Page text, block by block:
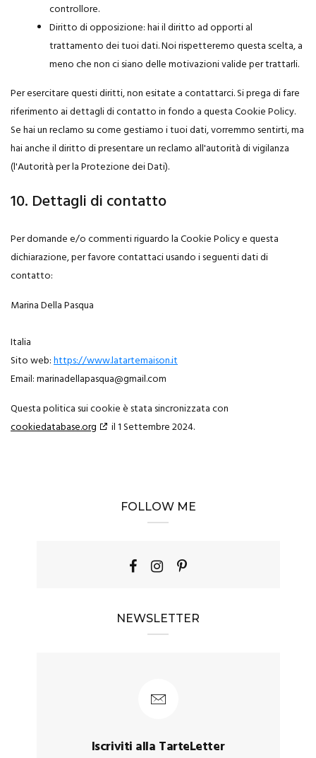
controllore.
Diritto di opposizione: hai il diritto ad opporti al
trattamento dei tuoi dati. Noi rispetteremo questa scelta, a
meno che non ci siano delle motivazioni valide per trattarli.
Per esercitare questi diritti, non esitate a contattarci. Si prega di fare
riferimento ai dettagli di contatto in fondo a questa Cookie Policy.
Se hai un reclamo su come gestiamo i tuoi dati, vorremmo sentirti, ma
hai anche il diritto di presentare un reclamo all'autorità di vigilanza
(l'Autorità per la Protezione dei Dati).
10. Dettagli di contatto
Per domande e/o commenti riguardo la Cookie Policy e questa
dichiarazione, per favore contattaci usando i seguenti dati di
contatto:
Marina Della Pasqua
Italia
Sito web:https://www.latartemaison.it
Email:marinadellapasqua@gmail.com
Questa politica sui cookie è stata sincronizzata con
cookiedatabase.org
il 1 Settembre 2024.
FOLLOW ME
NEWSLETTER
Iscriviti alla TarteLetter